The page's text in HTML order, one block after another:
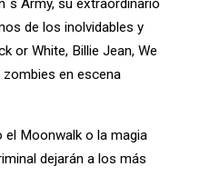
Army, su extraordinario
de los inolvidables y
or White, Billie Jean, We
en escena
Moonwalk o la magia
dejarán a los más